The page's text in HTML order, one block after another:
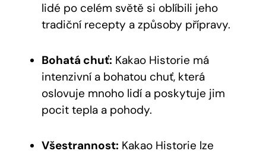
⁤lidé po celém světě si oblíbili jeho
tradiční recepty a způsoby ⁤přípravy.
Bohatá⁤ chuť: Kakao Historie‍ má⁣
intenzivní a bohatou ⁣chuť,​ která
oslovuje mnoho lidí a poskytuje jim⁤
pocit tepla a pohody.
Všestrannost: Kakao Historie lze